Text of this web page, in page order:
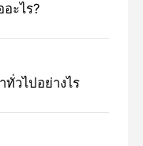
ะไร?
ทั่วไปอย่างไร